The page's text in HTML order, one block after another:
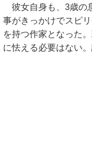
彼女自身も、3歳の
事がきっかけでスピ
を持つ作家となった
に怯える必要はない